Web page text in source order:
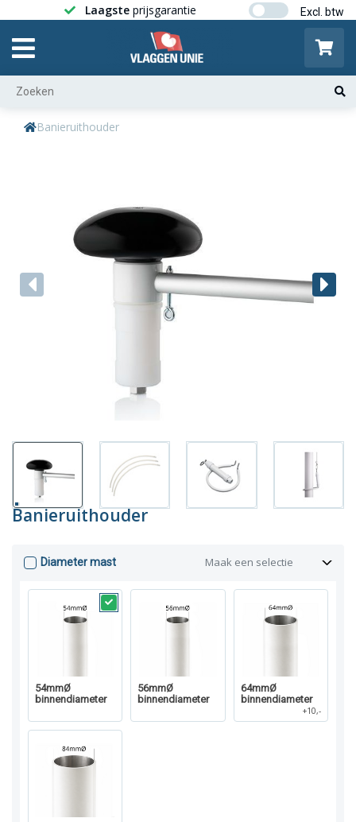
Laagste prijsgarantie Gratis
Banieruithouder
Banieruithouder
Diameter mast Maak een selectie
54mmØ
binnendiameter
56mmØ
binnendiameter
64mmØ
binnendiameter
+10,-